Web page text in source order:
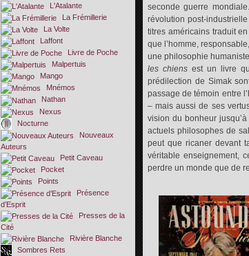
seconde guerre
révolution post-
titres américains traduit
que l’homme,
une philosophie
les chiens est un livre
prédilection de Simak
passage de témoin entre
– mais aussi de ses
vision du bonheur
actuels philosophes de
peut que ricaner devant
véritable enseignement,
perdre un monde que de
L'Atalante
La Frémillerie
La Volte
Laffont
Livre de Poche
Malpertuis
Mango
Mnémos
Nathan
Nexus
Nocturne
Nouveaux
Auteurs
Petit Caveau
Pocket
Points
Présence
d’Esprit
Presses de la
Cité
Rivière Blanche
Sombres Rets